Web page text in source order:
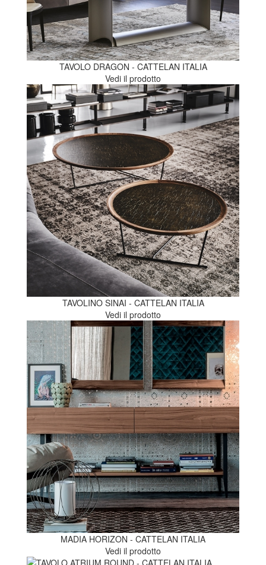
TAVOLO DRAGON - CATTELAN ITALIA
Vedi il prodotto
TAVOLINO SINAI - CATTELAN ITALIA
Vedi il prodotto
MADIA HORIZON - CATTELAN ITALIA
Vedi il prodotto